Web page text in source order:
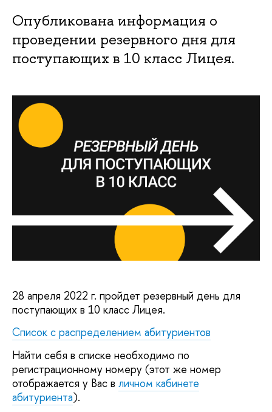
Опубликована информация о
проведении резервного дня для
поступающих в 10 класс Лицея.
28 апреля 2022 г. пройдет резервный день для
поступающих в 10 класс Лицея.
Список с распределением абитуриентов
Найти себя в списке необходимо по
регистрационному номеру (этот же номер
отображается у Вас в личном кабинете
абитуриента).